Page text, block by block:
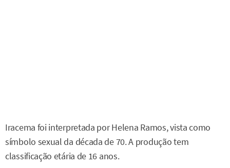
Iracema foi interpretada por Helena Ramos, vista como
símbolo sexual da década de 70. A produção tem
classificação etária de 16 anos.